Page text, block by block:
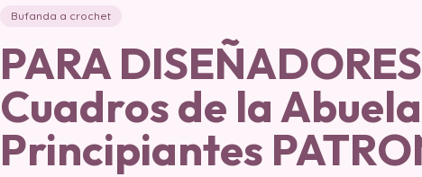
Bufanda a crochet
PARA
Cuadros de la
Principiantes